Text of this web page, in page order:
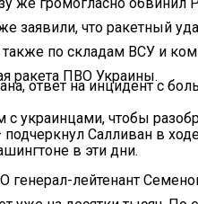
же громогласно
заявили, что ракетный
также по складам ВСУ и
ракета ПВО Украины.
ответ на инцидент с
украинцами, чтобы
подчеркнул Салливан в
в эти дни.
лейтенант